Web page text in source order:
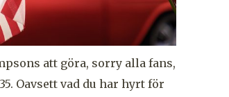
att göra, sorry alla fans,
Oavsett vad du har hyrt för